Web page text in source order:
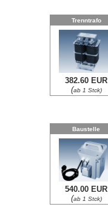
Trenntrafo
382.60 EUR
(ab 1 Stck)
Baustelle
540.00 EUR
(ab 1 Stck)